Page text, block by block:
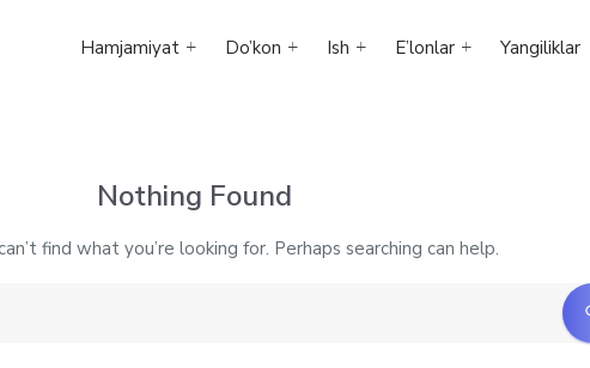
Hamjamiyat Do’kon Ish E’lonlar Yangiliklar
Nothing Found
find what you’re looking for. Perhaps searching can help.